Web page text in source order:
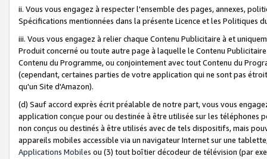
ii. Vous vous engagez à respecter l'ensemble des pages, annexes,
Spécifications mentionnées dans la présente Licence et les Politiques
iii. Vous vous engagez à relier chaque Contenu Publicitaire à et
Produit concerné ou toute autre page à laquelle le Contenu
Contenu du Programme, ou conjointement avec tout Contenu du
(cependant, certaines parties de votre application qui ne sont pas
qu'un Site d'Amazon).
(d) Sauf accord exprès écrit préalable de notre part, vous vous
application conçue pour ou destinée à être utilisée sur les téléphones
non conçus ou destinés à être utilisés avec de tels dispositifs, mais
appareils mobiles accessible via un navigateur Internet sur une
Applications Mobiles ou (3) tout boîtier décodeur de télévision (par